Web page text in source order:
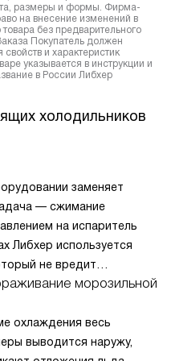
размеры и формы. Фирма-
на внесение изменений в
без предварительного
Покупатель должен
и характеристик
указывается в инструкции и
в России Либхер
холодильников
заменяет
— сжимание
на испаритель
Либхер используется
не вредит
перегоняет его
насоса. Чем
тем качественнее
затрачивается
морозильной
охлаждения весь
выводится наружу,